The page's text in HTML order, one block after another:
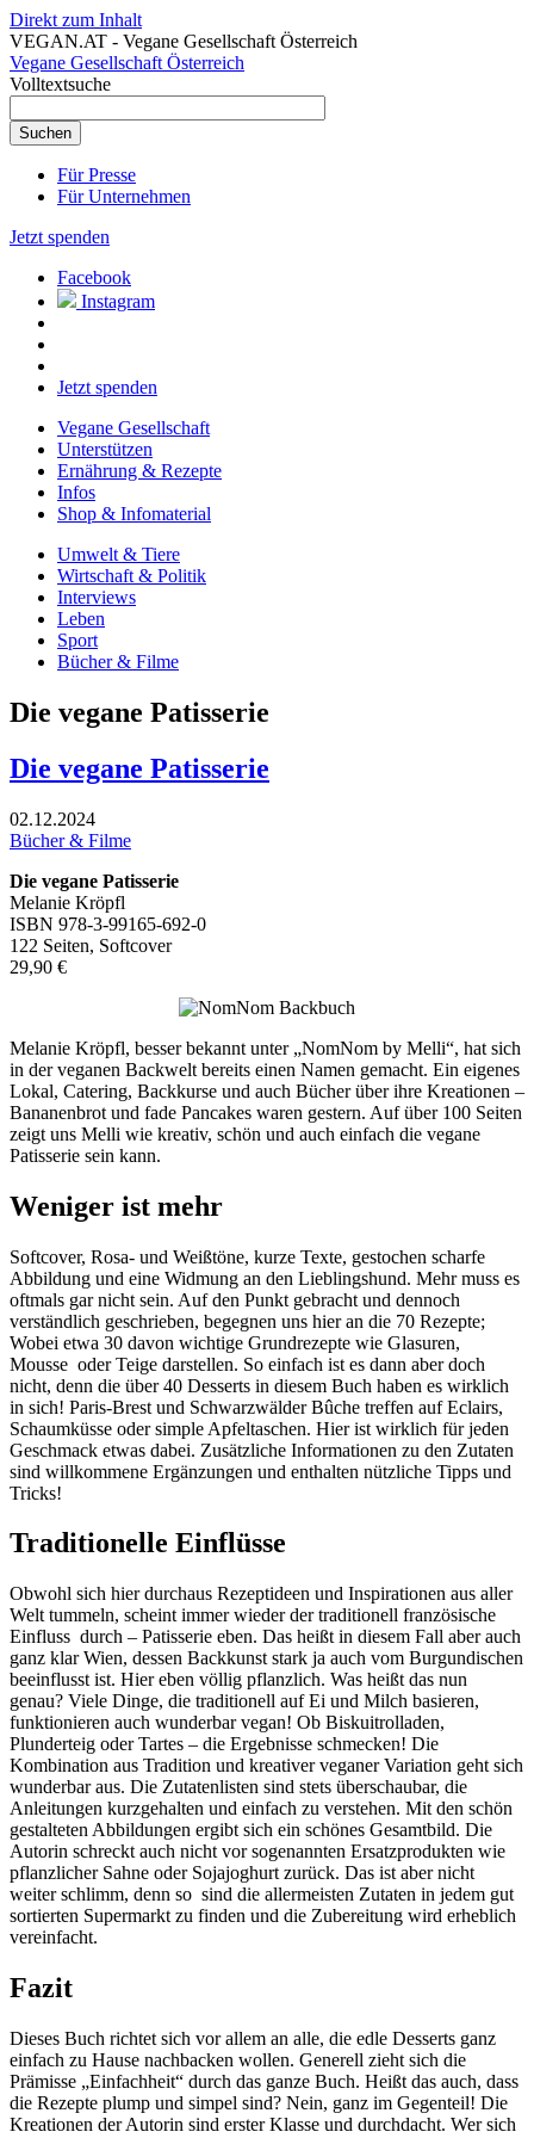
Direkt zum Inhalt
VEGAN.AT - Vegane Gesellschaft Österreich
Vegane Gesellschaft Österreich
Volltextsuche
Für Presse
Für Unternehmen
Jetzt spenden
Facebook
Instagram
Jetzt spenden
Vegane Gesellschaft
Unterstützen
Ernährung & Rezepte
Infos
Shop & Infomaterial
Umwelt & Tiere
Wirtschaft & Politik
Interviews
Leben
Sport
Bücher & Filme
Die vegane Patisserie
Die vegane Patisserie
02.12.2024
Bücher & Filme
Die vegane Patisserie
Melanie Kröpfl
ISBN 978-3-99165-692-0
122 Seiten, Softcover
29,90 €
Melanie Kröpfl, besser bekannt unter „NomNom by Melli“, hat sich
in der veganen Backwelt bereits einen Namen gemacht. Ein eigenes
Lokal, Catering, Backkurse und auch Bücher über ihre Kreationen –
Bananenbrot und fade Pancakes waren gestern. Auf über 100 Seiten
zeigt uns Melli wie kreativ, schön und auch einfach die vegane
Patisserie sein kann.
Weniger ist mehr
Softcover, Rosa- und Weißtöne, kurze Texte, gestochen scharfe
Abbildung und eine Widmung an den Lieblingshund. Mehr muss es
oftmals gar nicht sein. Auf den Punkt gebracht und dennoch
verständlich geschrieben, begegnen uns hier an die 70 Rezepte;
Wobei etwa 30 davon wichtige Grundrezepte wie Glasuren,
Mousse oder Teige darstellen. So einfach ist es dann aber doch
nicht, denn die über 40 Desserts in diesem Buch haben es wirklich
in sich! Paris-Brest und Schwarzwälder Bûche treffen auf Eclairs,
Schaumküsse oder simple Apfeltaschen. Hier ist wirklich für jeden
Geschmack etwas dabei. Zusätzliche Informationen zu den Zutaten
sind willkommene Ergänzungen und enthalten nützliche Tipps und
Tricks!
Traditionelle Einflüsse
Obwohl sich hier durchaus Rezeptideen und Inspirationen aus aller
Welt tummeln, scheint immer wieder der traditionell französische
Einfluss durch – Patisserie eben. Das heißt in diesem Fall aber auch
ganz klar Wien, dessen Backkunst stark ja auch vom Burgundischen
beeinflusst ist. Hier eben völlig pflanzlich. Was heißt das nun
genau? Viele Dinge, die traditionell auf Ei und Milch basieren,
funktionieren auch wunderbar vegan! Ob Biskuitrolladen,
Plunderteig oder Tartes – die Ergebnisse schmecken! Die
Kombination aus Tradition und kreativer veganer Variation geht sich
wunderbar aus. Die Zutatenlisten sind stets überschaubar, die
Anleitungen kurzgehalten und einfach zu verstehen. Mit den schön
gestalteten Abbildungen ergibt sich ein schönes Gesamtbild. Die
Autorin schreckt auch nicht vor sogenannten Ersatzprodukten wie
pflanzlicher Sahne oder Sojajoghurt zurück. Das ist aber nicht
weiter schlimm, denn so sind die allermeisten Zutaten in jedem gut
sortierten Supermarkt zu finden und die Zubereitung wird erheblich
vereinfacht.
Fazit
Dieses Buch richtet sich vor allem an alle, die edle Desserts ganz
einfach zu Hause nachbacken wollen. Generell zieht sich die
Prämisse „Einfachheit“ durch das ganze Buch. Heißt das auch, dass
die Rezepte plump und simpel sind? Nein, ganz im Gegenteil! Die
Kreationen der Autorin sind erster Klasse und durchdacht. Wer sich